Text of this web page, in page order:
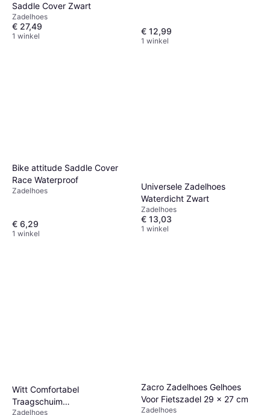
Saddle Cover Zwart
Zadelhoes
€ 27,49
1 winkel € 12,99
1 winkel
Bike attitude Saddle Cover
Race Waterproof
Zadelhoes
€ 6,29
1 winkel
Universele Zadelhoes
Waterdicht Zwart
Zadelhoes
€ 13,03
1 winkel
Witt Comfortabel
Traagschuim
Zadelhoes
Zacro Zadelhoes Gelhoes
Voor Fietszadel 29 x 27 cm
Zadelhoes